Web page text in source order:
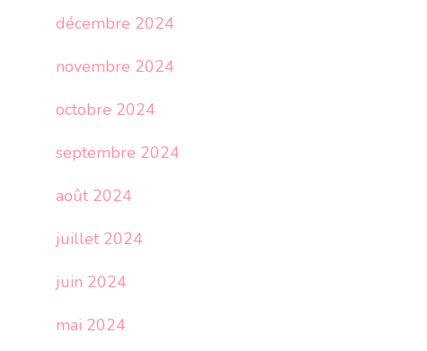
décembre 2024
novembre 2024
octobre 2024
septembre 2024
août 2024
juillet 2024
juin 2024
mai 2024